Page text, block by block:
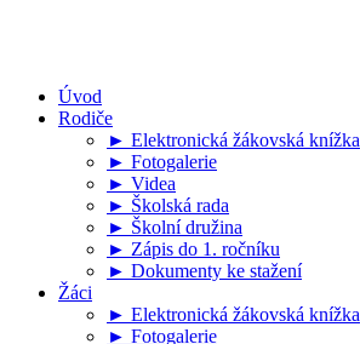
Úvod
Rodiče
► Elektronická žákovská knížka
► Fotogalerie
► Videa
► Školská rada
► Školní družina
► Zápis do 1. ročníku
► Dokumenty ke stažení
Žáci
► Elektronická žákovská knížka
► Fotogalerie